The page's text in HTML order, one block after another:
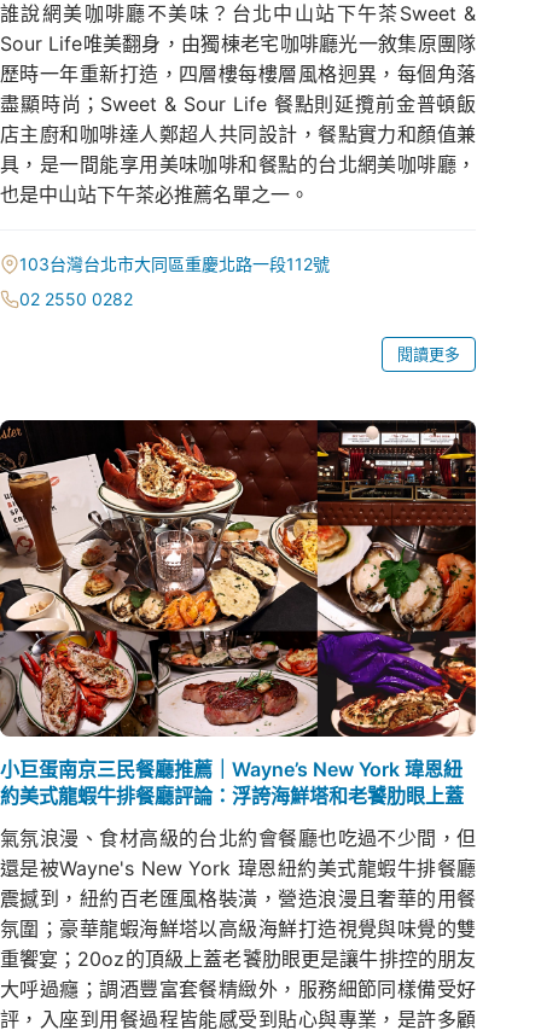
誰說網美咖啡廳不美味？台北中山站下午茶Sweet &
Sour Life唯美翻身，由獨棟老宅咖啡廳光一敘集原團隊
歷時一年重新打造，四層樓每樓層風格迥異，每個角落
盡顯時尚；Sweet & Sour Life 餐點則延攬前金普頓飯
店主廚和咖啡達人鄭超人共同設計，餐點實力和顏值兼
具，是一間能享用美味咖啡和餐點的台北網美咖啡廳，
也是中山站下午茶必推薦名單之一。
103台灣台北市大同區重慶北路一段112號
02 2550 0282
閱讀更多
小巨蛋南京三民餐廳推薦｜Wayne’s New York 瑋恩紐
約美式龍蝦牛排餐廳評論：浮誇海鮮塔和老饕肋眼上蓋
氣氛浪漫、食材高級的台北約會餐廳也吃過不少間，但
還是被Wayne's New York 瑋恩紐約美式龍蝦牛排餐廳
震撼到，紐約百老匯風格裝潢，營造浪漫且奢華的用餐
氛圍；豪華龍蝦海鮮塔以高級海鮮打造視覺與味覺的雙
重饗宴；20oz的頂級上蓋老饕肋眼更是讓牛排控的朋友
大呼過癮；調酒豐富套餐精緻外，服務細節同樣備受好
評，入座到用餐過程皆能感受到貼心與專業，是許多顧